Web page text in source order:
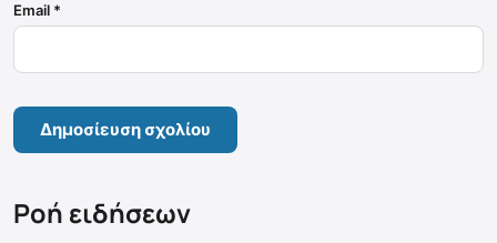
Email *
Ροή ειδήσεων